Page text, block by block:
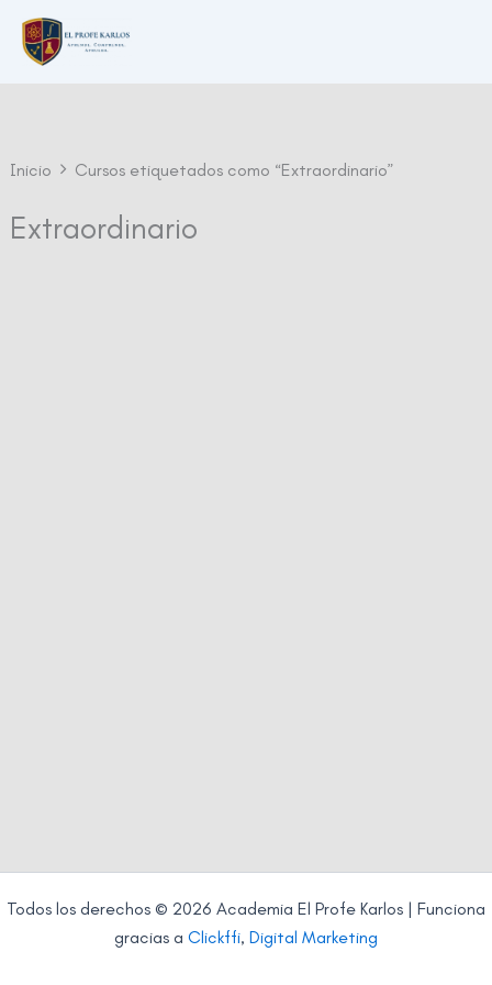
contenido
Inicio Cursos etiquetados como “Extraordinario”
Extraordinario
Todos los derechos © 2026 Academia El Profe Karlos | Funciona
gracias a Clickffi, Digital Marketing